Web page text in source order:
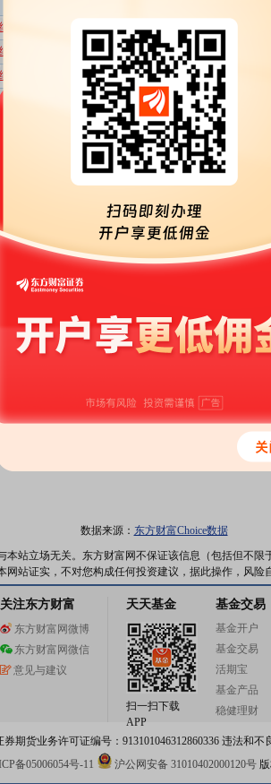
40 特定对象调研...
12 特定对象调研...
32 特定对象调研...
42 特定对象调研...
9 特定对象调研...
54 特定对象调研...
10 特定对象调研...
9 特定对象调研...
数据 股吧
23 特定对象调研...
数据 股吧
数据 股吧 34 特定对象调研...
数据 股吧 41 特定对象调研...
数据来源： 东方财富Choice数据
本站立场无关。东方财富网不保证该信息（包括但不
站证实，不对您构成任何投资建议，据此操作，风险
关注东方财富
东方财富网微博
东方财富网微信
意见与建议
天天基金
扫一扫下载
APP
基金交易
基金开户
基金交易
活期宝
基金产品
稳健理财
期货业务许可证编号：913101046312860336 违法和不
备05006054号-11 沪公网安备 31010402000120号版